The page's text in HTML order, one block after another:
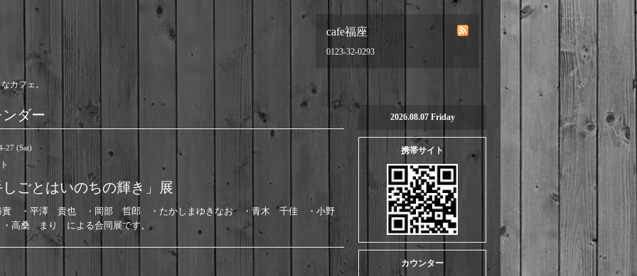
cafe福座
0123-32-0293
カフェ。
ダー
27 (Sat)
ごとはいのちの輝き」展
・平澤 貴也 ・岡部 哲郎 ・たかしまゆきなお ・青木 千佳 ・小野
高桑 まり による合同展です。
2026.08.07 Friday
携帯サイト
カウンター